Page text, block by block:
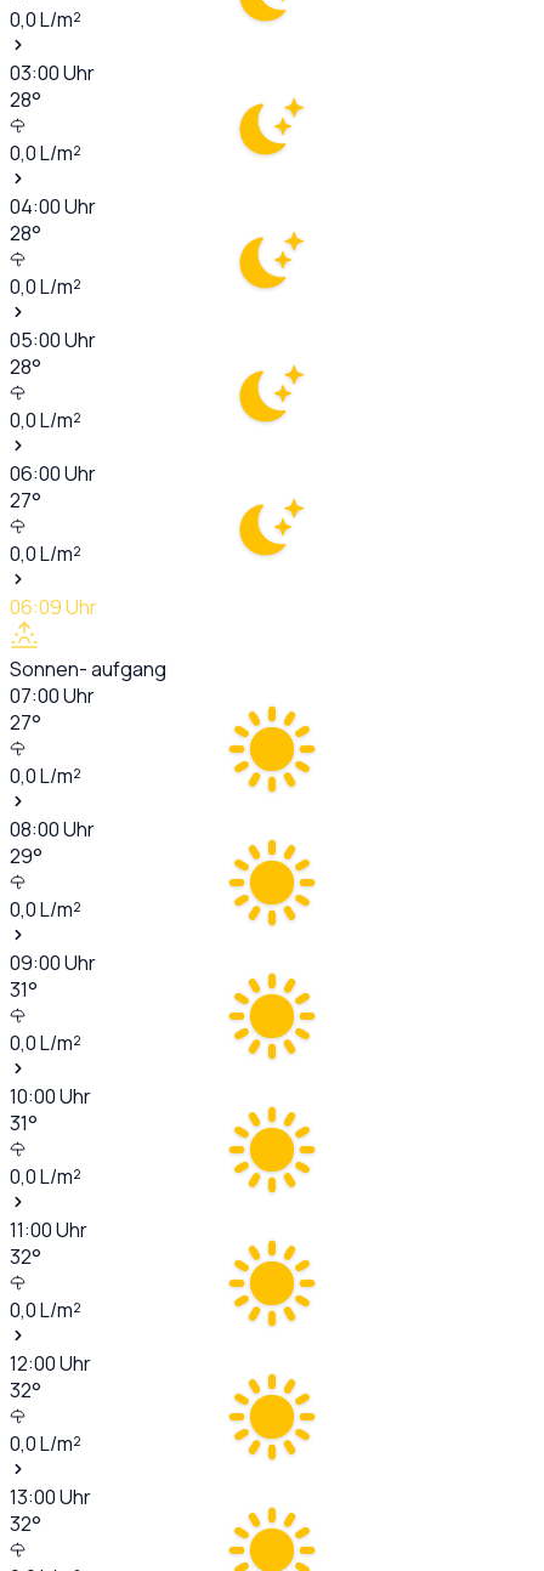
0,0L/m²
03:00Uhr
28°
0,0L/m²
04:00Uhr
28°
0,0L/m²
05:00Uhr
28°
0,0L/m²
06:00Uhr
27°
0,0L/m²
06:09Uhr
Sonnen- aufgang
07:00Uhr
27°
0,0L/m²
08:00Uhr
29°
0,0L/m²
09:00Uhr
31°
0,0L/m²
10:00Uhr
31°
0,0L/m²
11:00Uhr
32°
0,0L/m²
12:00Uhr
32°
0,0L/m²
13:00Uhr
32°